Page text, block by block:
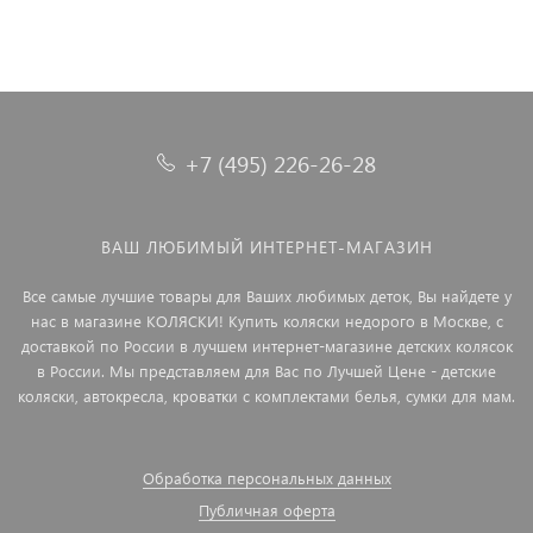
+7 (495) 226-26-28
ВАШ ЛЮБИМЫЙ ИНТЕРНЕТ-МАГАЗИН
Все самые лучшие товары для Ваших любимых деток, Вы найдете у
нас в магазине КОЛЯСКИ! Купить коляски недорого в Москве, с
доставкой по России в лучшем интернет-магазине детских колясок
в России. Мы представляем для Вас по Лучшей Цене - детские
коляски, автокресла, кроватки с комплектами белья, сумки для мам.
Обработка персональных данных
Публичная оферта